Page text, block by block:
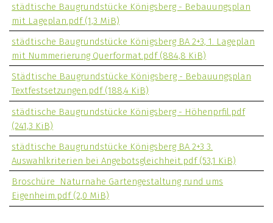
städtische Baugrundstücke Königsberg - Bebauungsplan
mit Lageplan.pdf (1,3 MiB)
städtische Baugrundstücke Königsberg BA 2+3, 1. Lageplan
mit Nummerierung Querformat.pdf (884,8 KiB)
Städtische Baugrundstücke Königsberg - Bebauungsplan
Textfestsetzungen.pdf (188,4 KiB)
städtische Baugrundstücke Königsberg - Höhenprfil.pdf
(241,3 KiB)
städtische Baugrundstücke Königsberg BA 2+3 3.
Auswahlkriterien bei Angebotsgleichheit.pdf (53,1 KiB)
Broschüre_Naturnahe Gartengestaltung rund ums
Eigenheim.pdf (2,0 MiB)